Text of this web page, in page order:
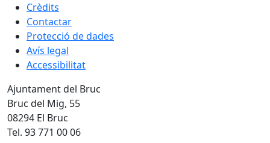
Crèdits
Contactar
Protecció de dades
Avís legal
Accessibilitat
Ajuntament del Bruc
Bruc del Mig, 55
08294 El Bruc
Tel. 93 771 00 06